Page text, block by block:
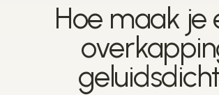
Hoe maak je